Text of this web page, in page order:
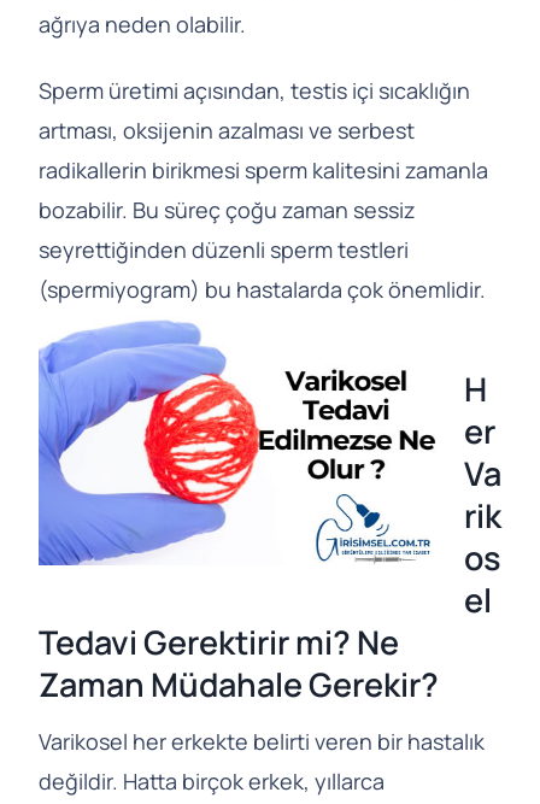
ağrıya neden olabilir.
Sperm üretimi açısından, testis içi sıcaklığın
artması, oksijenin azalması ve serbest
radikallerin birikmesi sperm kalitesini zamanla
bozabilir. Bu süreç çoğu zaman sessiz
seyrettiğinden düzenli sperm testleri
(spermiyogram) bu hastalarda çok önemlidir.
H
er
Va
rik
os
el
Tedavi Gerektirir mi? Ne
Zaman Müdahale Gerekir?
Varikosel her erkekte belirti veren bir hastalık
değildir. Hatta birçok erkek, yıllarca